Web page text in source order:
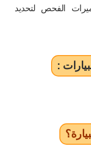
الفحص لتحديد
: